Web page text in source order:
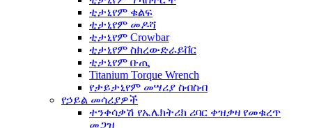
ቲታኒየም ቁልፍ
ቲታኒየም መዶሻ
ቲታኒየም Crowbar
ቲታኒየም ስክረውድራይቨር
ቲታኒየም ቡጢ
Titanium Torque Wrench
የታይታኒየም መሣሪያ ስብስብ
የኃይል መሳሪያዎች
ተንቀሳቃሽ የኤሌክትሪክ ሪባር ቀዝቃዛ የመቁረጥ
መጋዝ